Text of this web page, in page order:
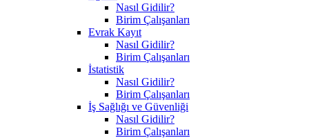
Nasıl Gidilir?
Birim Çalışanları
Evrak Kayıt
Nasıl Gidilir?
Birim Çalışanları
İstatistik
Nasıl Gidilir?
Birim Çalışanları
İş Sağlığı ve Güvenliği
Nasıl Gidilir?
Birim Çalışanları